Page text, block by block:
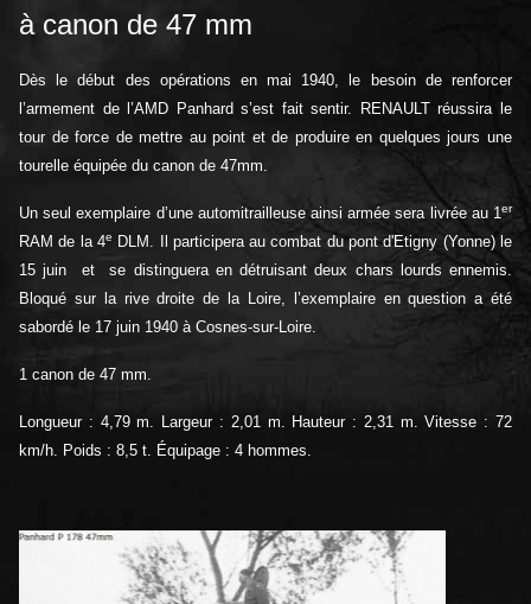
à canon de 47 mm
Dès le début des opérations en mai 1940, le besoin de renforcer
l’armement de l’AMD Panhard s’est fait sentir. RENAULT réussira le
tour de force de mettre au point et de produire en quelques jours une
tourelle équipée du canon de 47mm.
Un seul exemplaire d’une automitrailleuse ainsi armée sera livrée au 1er
RAM de la 4e
DLM. Il participera au combat du pont d'Etigny (Yonne) le
15 juin et se distinguera en détruisant deux chars lourds ennemis.
Bloqué sur la rive droite de la Loire, l’exemplaire en question a été
sabordé le 17 juin 1940 à Cosnes-sur-Loire.
1 canon de 47 mm.
Longueur : 4,79 m. Largeur : 2,01 m. Hauteur : 2,31 m. Vitesse : 72
km/h. Poids : 8,5 t. Équipage : 4 hommes.